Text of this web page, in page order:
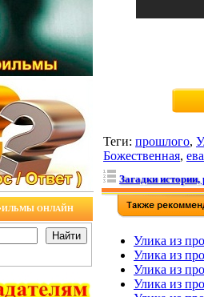
ОНЛАЙН
Теги: прошлого,
Божественная, ева
Загадки истории,
Улика из
Улика из
Улика из
Улика из